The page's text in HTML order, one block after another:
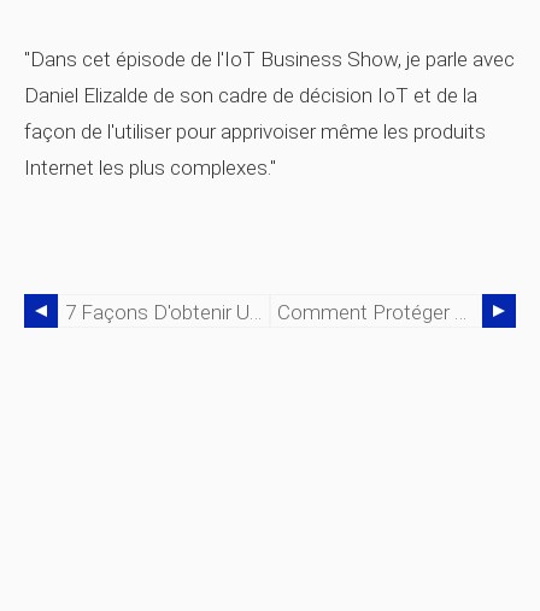
"Dans cet épisode de l'IoT Business Show, je parle avec
Daniel Elizalde de son cadre de décision IoT et de la
façon de l'utiliser pour apprivoiser même les produits
Internet les plus complexes."
7 Façons D'obtenir Un Emploi En Gestion De Produits Lorsque Vous Manquez D'expérience Dans Le Secteur Comment Protéger Votre Produit IoT Contre Les Pirates